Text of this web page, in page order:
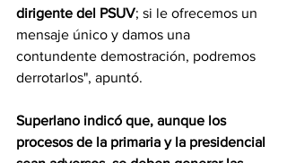
dirigente del PSUV; si le ofrecemos un
mensaje único y damos una
contundente demostración, podremos
derrotarlos", apuntó.
Superlano indicó que, aunque los
procesos de la primaria y la presidencial